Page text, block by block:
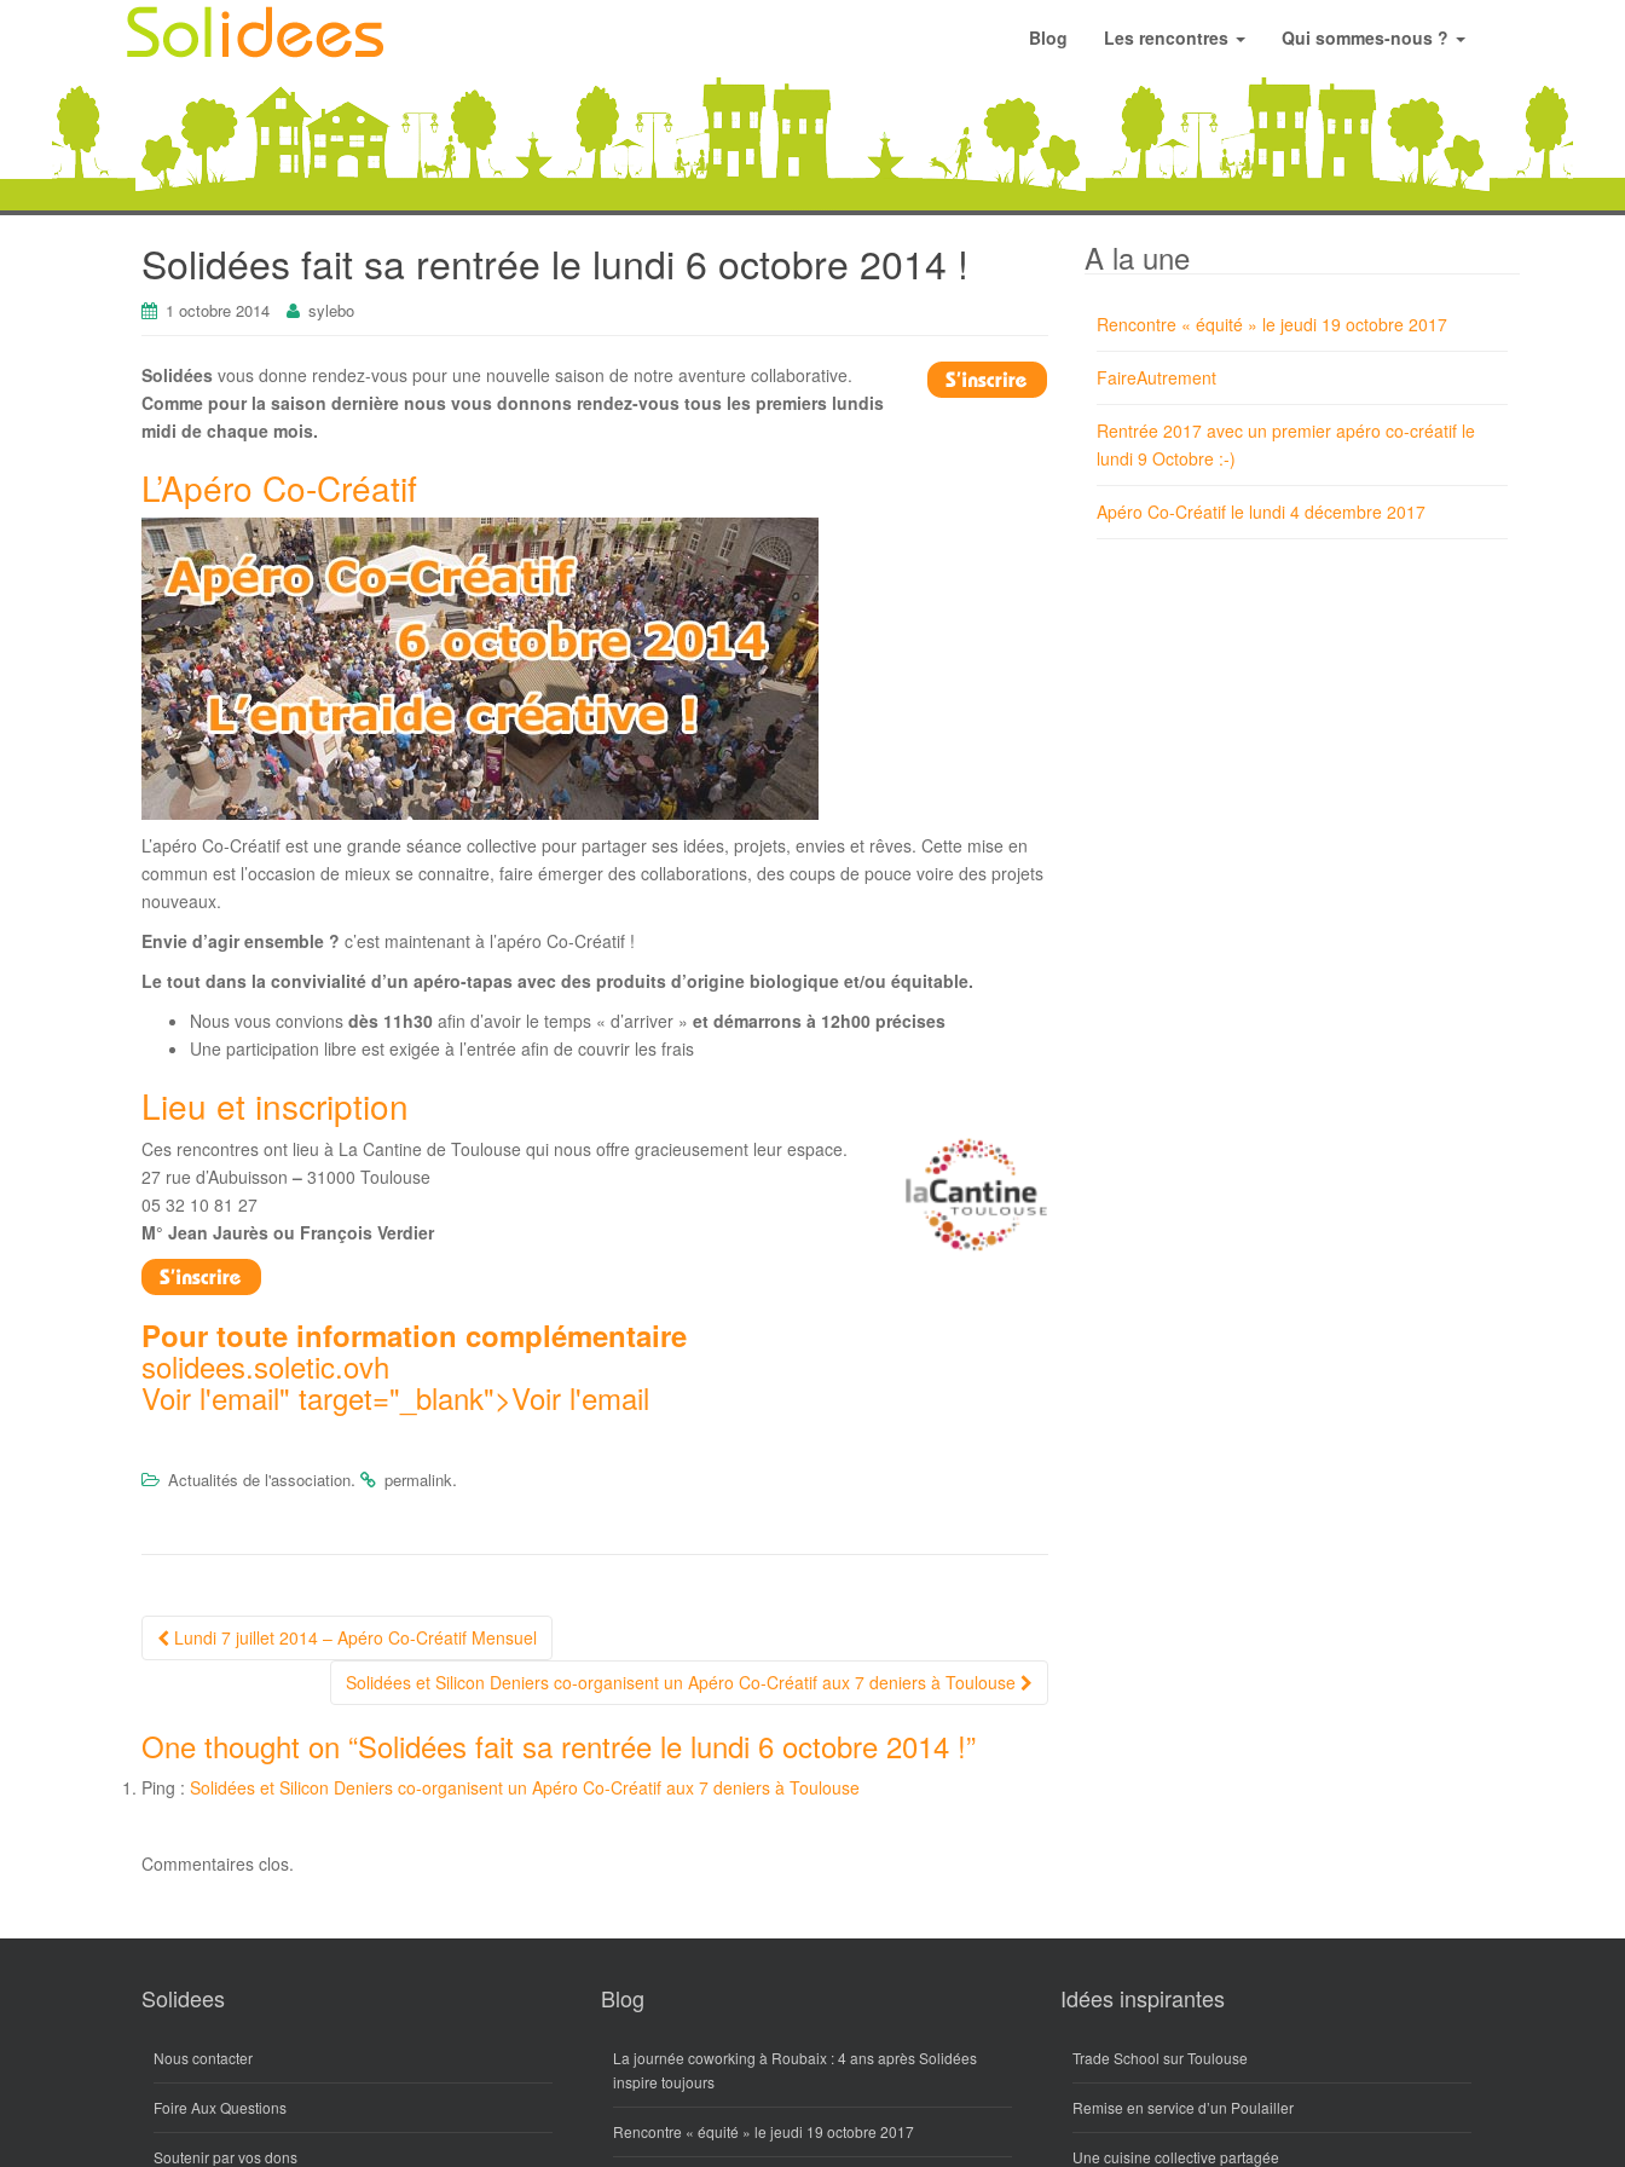
Blog Les rencontres Qui sommes-nous ?
Solidées fait sa rentrée le lundi 6 octobre 2014 !
1 octobre 2014 sylebo
Solidées vous donne rendez-vous pour une nouvelle saison de notre aventure collaborative.
Comme pour la saison dernière nous vous donnons rendez-vous tous les premiers lundis
midi de chaque mois.
L’Apéro Co-Créatif
L’apéro Co-Créatif est une grande séance collective pour partager ses idées, projets, envies et rêves. Cette mise en
commun est l’occasion de mieux se connaitre, faire émerger des collaborations, des coups de pouce voire des projets
nouveaux.
Envie d’agir ensemble ? c’est maintenant à l’apéro Co-Créatif !
Le tout dans la convivialité d’un apéro-tapas avec des produits d’origine biologique et/ou équitable.
Nous vous convions dès 11h30 afin d’avoir le temps « d’arriver » et démarrons à 12h00 précises
Une participation libre est exigée à l’entrée afin de couvrir les frais
Lieu et inscription
Ces rencontres ont lieu à La Cantine de Toulouse qui nous offre gracieusement leur espace.
27 rue d’Aubuisson – 31000 Toulouse
05 32 10 81 27
M° Jean Jaurès ou François Verdier
Pour toute information complémentaire
solidees.soletic.ovh
Voir l'email" target="_blank">Voir l'email
Actualités de l'association. permalink.
Navigation
Lundi 7 juillet 2014 – Apéro Co-Créatif Mensuel
Solidées et Silicon Deniers co-organisent un Apéro Co-Créatif aux 7 deniers à Toulouse
One thought on “Solidées fait sa rentrée le lundi 6 octobre 2014 !”
Ping : Solidées et Silicon Deniers co-organisent un Apéro Co-Créatif aux 7 deniers à Toulouse
Commentaires clos.
A la une
Rencontre « équité » le jeudi 19 octobre 2017
FaireAutrement
Rentrée 2017 avec un premier apéro co-créatif le
lundi 9 Octobre :-)
Apéro Co-Créatif le lundi 4 décembre 2017
Solidees
Nous contacter
Foire Aux Questions
Soutenir par vos dons
Blog
La journée coworking à Roubaix : 4 ans après Solidées
inspire toujours
Rencontre « équité » le jeudi 19 octobre 2017
Idées inspirantes
Trade School sur Toulouse
Remise en service d’un Poulailler
Une cuisine collective partagée